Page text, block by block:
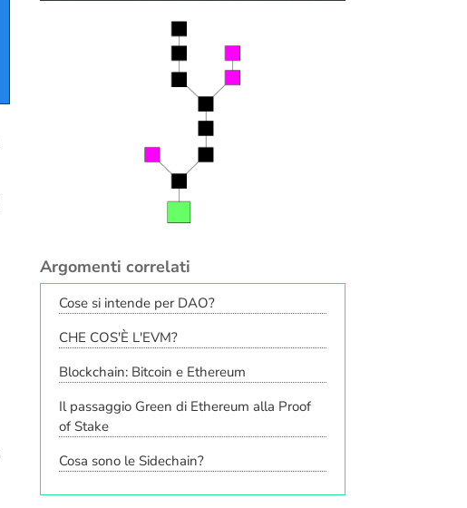
Argomenti correlati
Cose si intende per DAO?
CHE COS'È L'EVM?
Blockchain: Bitcoin e Ethereum
Il passaggio Green di Ethereum alla Proof
of Stake
Cosa sono le Sidechain?